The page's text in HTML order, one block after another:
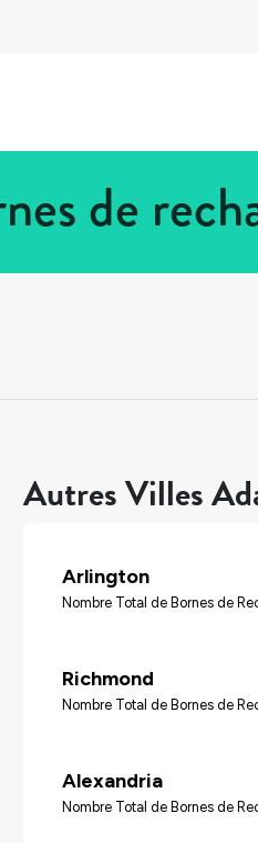
de
Autres Villes
Arlington
Nombre Total de Bornes de
Richmond
Nombre Total de Bornes de
Alexandria
Nombre Total de Bornes de